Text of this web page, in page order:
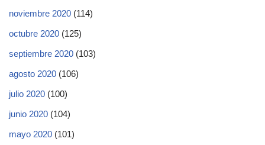
noviembre 2020 (114)
octubre 2020 (125)
septiembre 2020 (103)
agosto 2020 (106)
julio 2020 (100)
junio 2020 (104)
mayo 2020 (101)